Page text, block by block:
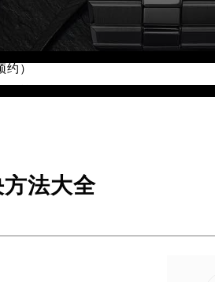
）
约）
前预约）
室（需提前预约）
法大全